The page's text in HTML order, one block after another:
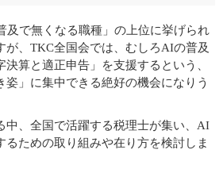
及で無くなる職種」の上位に挙げられ
が、TKC全国会では、むしろAIの普及
算と適正申告」を支援するという、
姿」に集中できる絶好の機会になりう
中、全国で活躍する税理士が集い、AI
るための取り組みや在り方を検討しま